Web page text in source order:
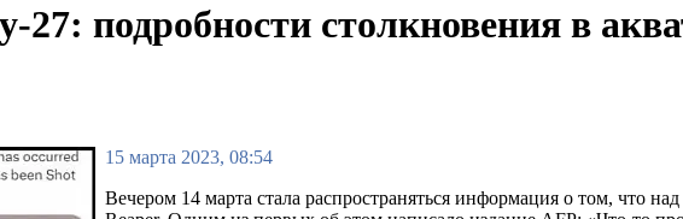
27: подробности столкновения в
15 марта 2023, 08:54
Вечером 14 марта стала распространяться информация о том, что